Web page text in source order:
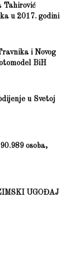
Tahirović
u 2017. godini
i Novog
BiH
u Svetoj
osoba,
UGOĐAJ